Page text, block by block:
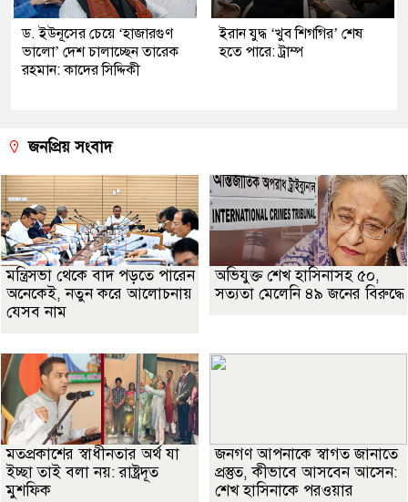
ড. ইউনূসের চেয়ে ‘হাজারগুণ
ভালো’ দেশ চালাচ্ছেন তারেক
রহমান: কাদের সিদ্দিকী
ইরান যুদ্ধ ‘খুব শিগগির’ শেষ
হতে পারে: ট্রাম্প
জনপ্রিয় সংবাদ
মন্ত্রিসভা থেকে বাদ পড়তে পারেন
অনেকেই, নতুন করে আলোচনায়
যেসব নাম
অভিযুক্ত শেখ হাসিনাসহ ৫০,
সত্যতা মেলেনি ৪৯ জনের বিরুদ্ধে
মতপ্রকাশের স্বাধীনতার অর্থ যা
ইচ্ছা তাই বলা নয়: রাষ্ট্রদূত
মুশফিক
জনগণ আপনাকে স্বাগত জানাতে
প্রস্তুত, কীভাবে আসবেন আসেন:
শেখ হাসিনাকে পরওয়ার